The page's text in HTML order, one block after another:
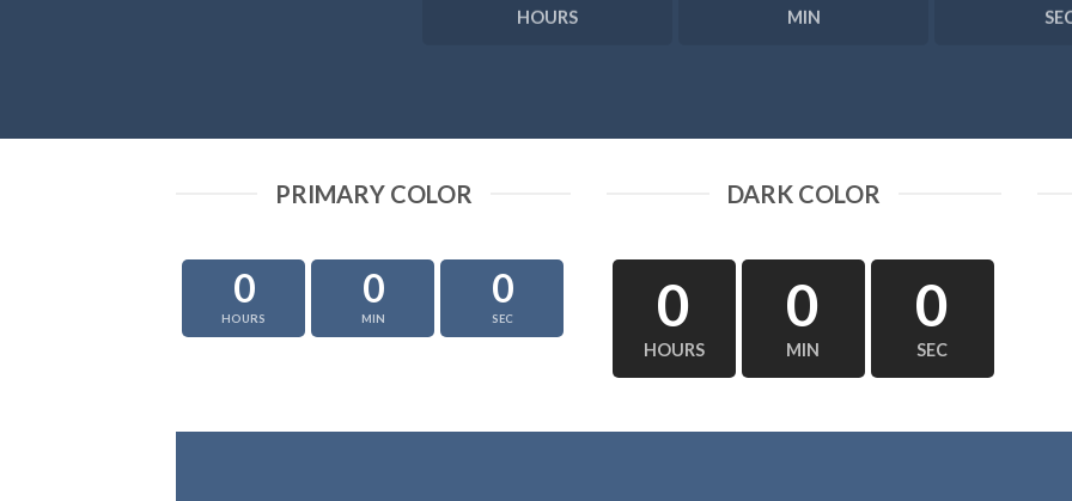
HOURS MIN
PRIMARY COLOR
0
HOURS
0
MIN
0
SEC
DARK COLOR
0
HOURS
0
MIN
0
SEC